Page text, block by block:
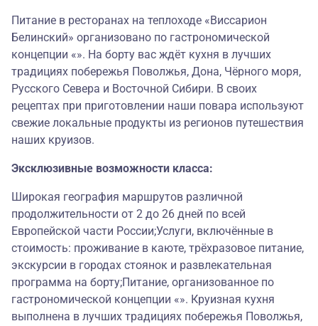
Питание в ресторанах на теплоходе «Виссарион
Белинский» организовано по гастрономической
концепции «». На борту вас ждёт кухня в лучших
традициях побережья Поволжья, Дона, Чёрного моря,
Русского Севера и Восточной Сибири. В своих
рецептах при приготовлении наши повара используют
свежие локальные продукты из регионов путешествия
наших круизов.
Эксклюзивные возможности класса:
Широкая география маршрутов различной
продолжительности от 2 до 26 дней по всей
Европейской части России;Услуги, включённые в
стоимость: проживание в каюте, трёхразовое питание,
экскурсии в городах стоянок и развлекательная
программа на борту;Питание, организованное по
гастрономической концепции «». Круизная кухня
выполнена в лучших традициях побережья Поволжья,